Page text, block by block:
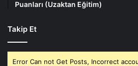
Puanları (Uzaktan Eğitim)
Takip Et
Error Can not Get Posts, Incorrect